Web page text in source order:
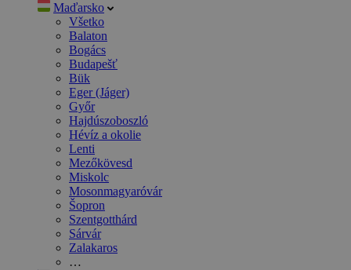
Maďarsko
Všetko
Balaton
Bogács
Budapešť
Bük
Eger (Jáger)
Győr
Hajdúszoboszló
Hévíz a okolie
Lenti
Mezőkövesd
Miskolc
Mosonmagyaróvár
Šopron
Szentgotthárd
Sárvár
Zalakaros
…